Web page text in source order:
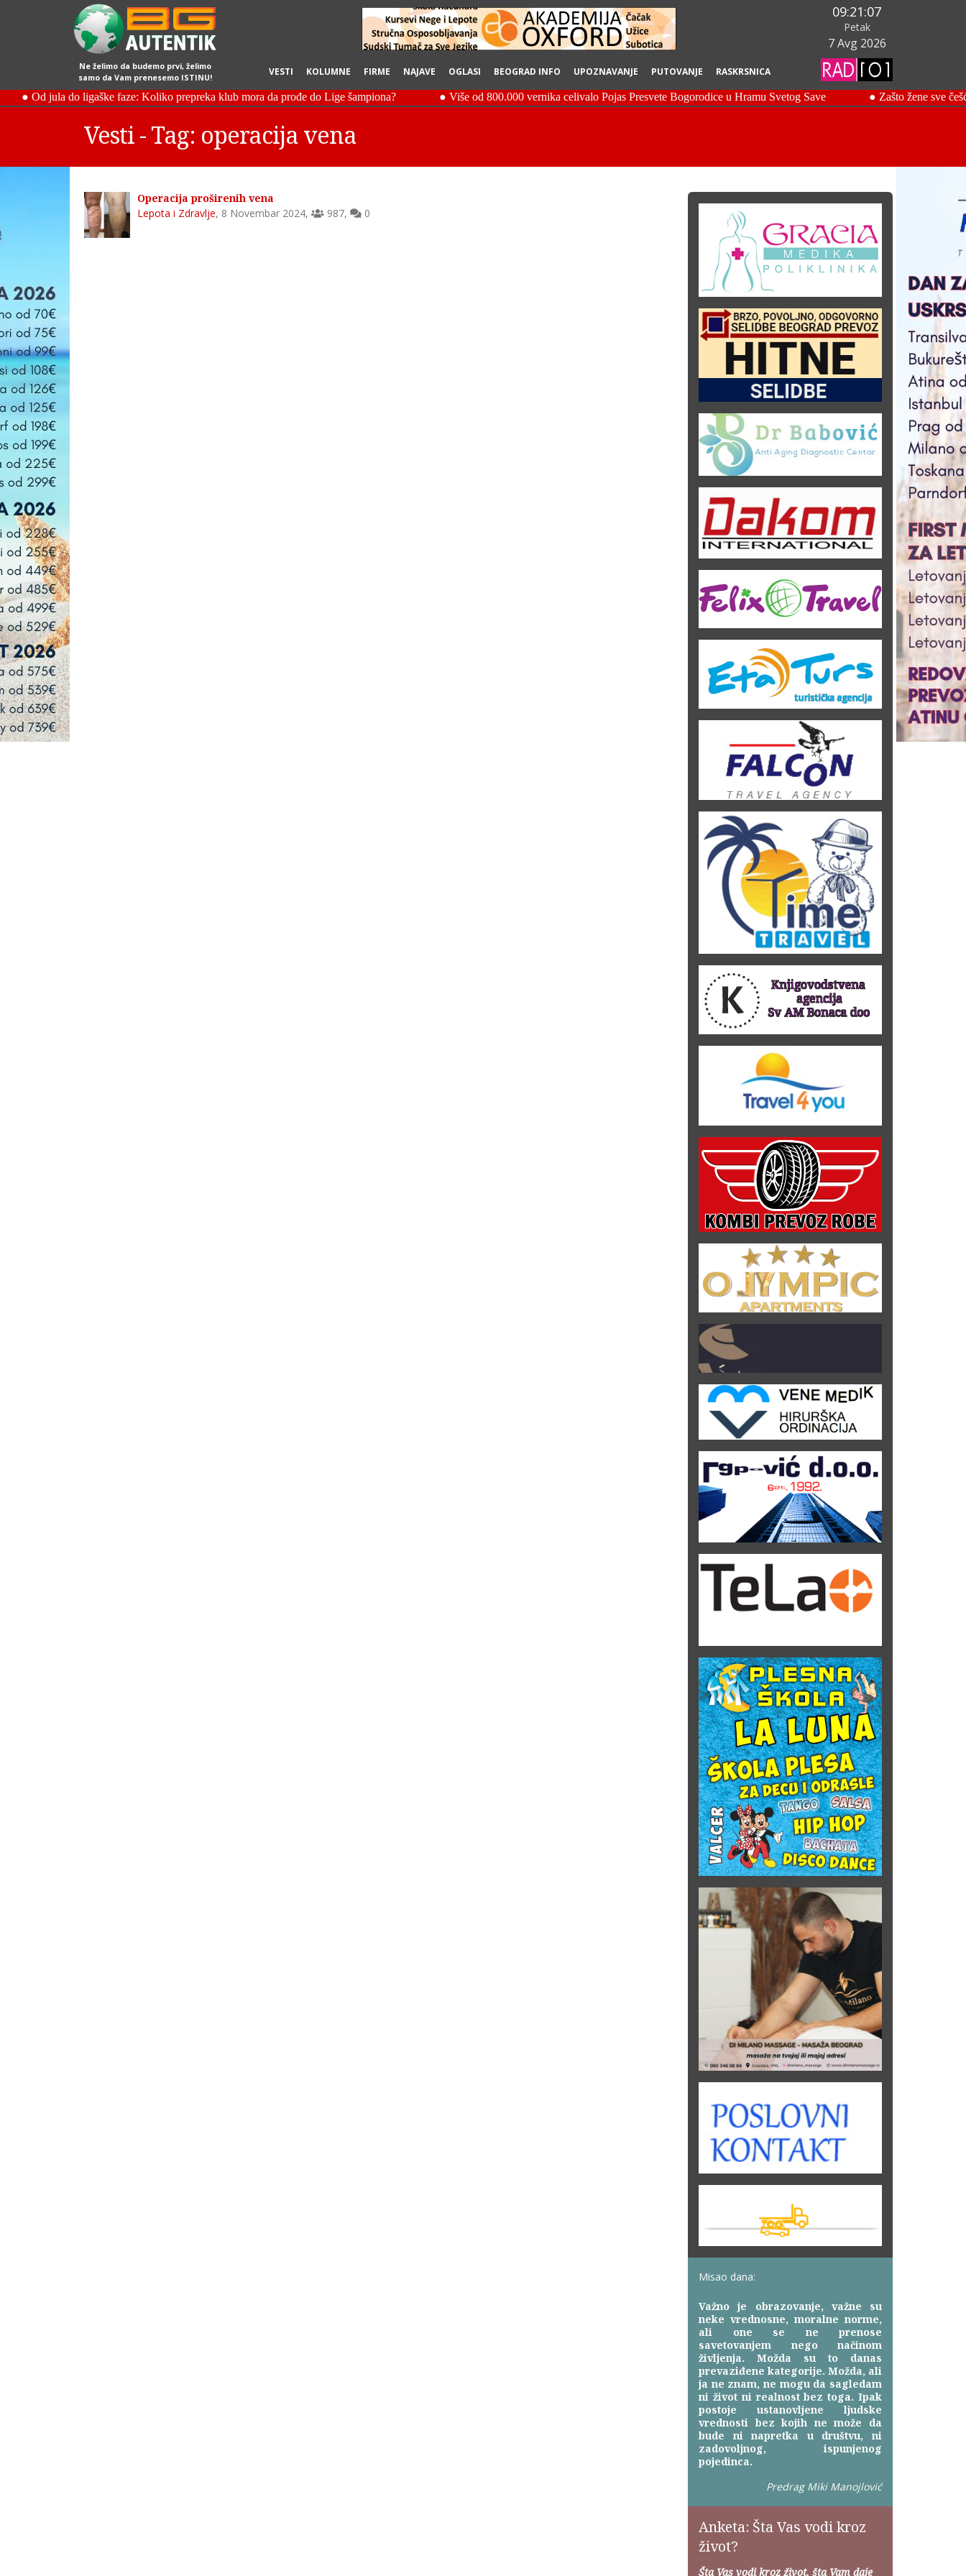
Ne želimo da budemo prvi, želimo
samo da Vam prenesemo ISTINU!
VESTI KOLUMNE FIRME NAJAVE OGLASI BEOGRAD INFO UPOZNAVANJE PUTOVANJE RASKRSNICA
09:21:09
Petak
7 Avg 2026
Vesti - Tag: operacija vena
Operacija proširenih vena
Lepota i Zdravlje, 8 Novembar 2024, 987, 0
Misao dana:
Važno je obrazovanje, važne su
neke vrednosne, moralne norme,
ali one se ne prenose
savetovanjem nego načinom
življenja. Možda su to danas
prevaziđene kategorije. Možda, ali
ja ne znam, ne mogu da sagledam
ni život ni realnost bez toga. Ipak
postoje ustanovljene ljudske
vrednosti bez kojih ne može da
bude ni napretka u društvu, ni
zadovoljnog, ispunjenog
pojedinca.
Predrag Miki Manojlović
Anketa: Šta Vas vodi kroz
život?
Šta Vas vodi kroz život, šta Vam daje